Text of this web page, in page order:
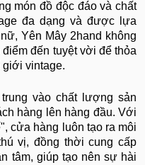
món đồ độc đáo và chất
đa dạng và được lựa
Yên Mây 2hand không
đến tuyệt vời để thỏa
giới vintage.
vào chất lượng sản
hàng lên hàng đầu. Với
cửa hàng luôn tạo ra môi
vị, đồng thời cung cấp
tâm, giúp tạo nên sự hài